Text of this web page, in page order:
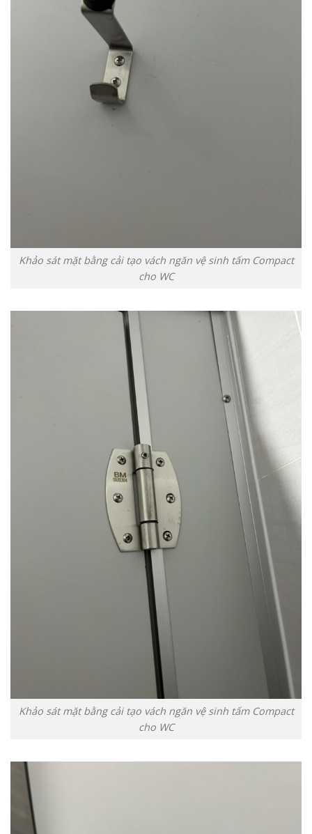
Khảo sát mặt bằng cải tạo vách ngăn vệ sinh tấm Compact
cho WC
Khảo sát mặt bằng cải tạo vách ngăn vệ sinh tấm Compact
cho WC